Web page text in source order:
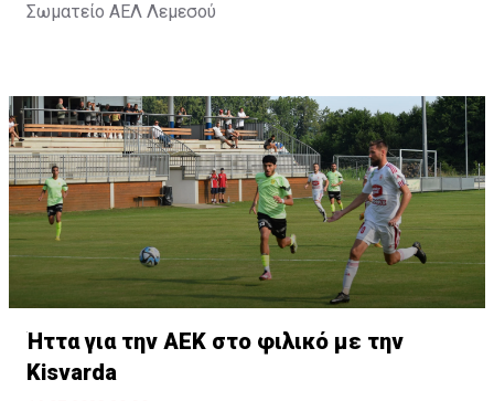
Σωματείο ΑΕΛ Λεμεσού
Ήττα για την ΑΕΚ στο φιλικό με την
Kisvarda